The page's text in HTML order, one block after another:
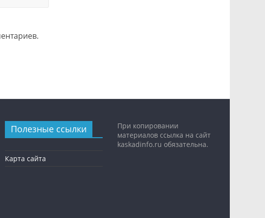
Полезные ссылки
Карта сайта
При копировании
материалов ссылка на сайт
kaskadinfo.ru обязательна.